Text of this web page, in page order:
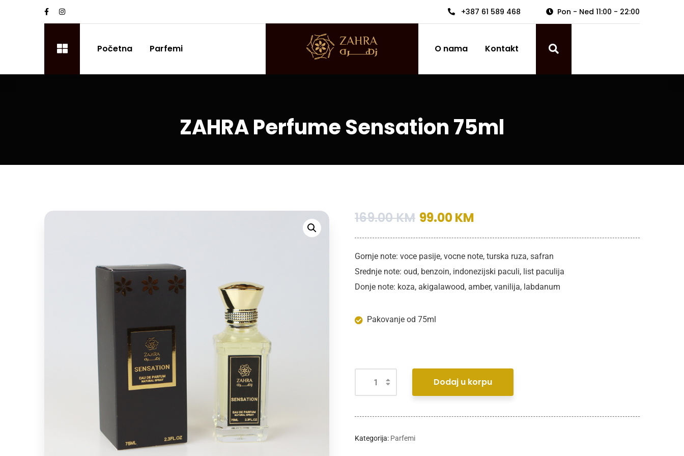
+387 61 589 468 Pon - Ned 11:00 - 22:00
Početna Parfemi O nama Kontakt
ZAHRA Perfume Sensation 75ml
169.00KM 99.00KM
Gornje note: voce pasije, vocne note, turska ruza, safran
Srednje note: oud, benzoin, indonezijski paculi, list paculija
Donje note: koza, akigalawood, amber, vanilija, labdanum
Pakovanje od 75ml
Dodaj u korpu
Kategorija: Parfemi